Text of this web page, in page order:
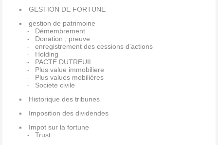
GESTION DE FORTUNE
gestion de patrimoine
Démembrement
Donation , preuve
enregistrement des cessions d'actions
Holding
PACTE DUTREUIL
Plus value immobiliere
Plus values mobilières
Societe civile
Historique des tribunes
Imposition des dividendes
Impot sur la fortune
Trust